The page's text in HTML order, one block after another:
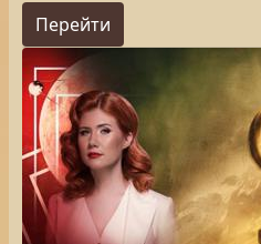
Перейти